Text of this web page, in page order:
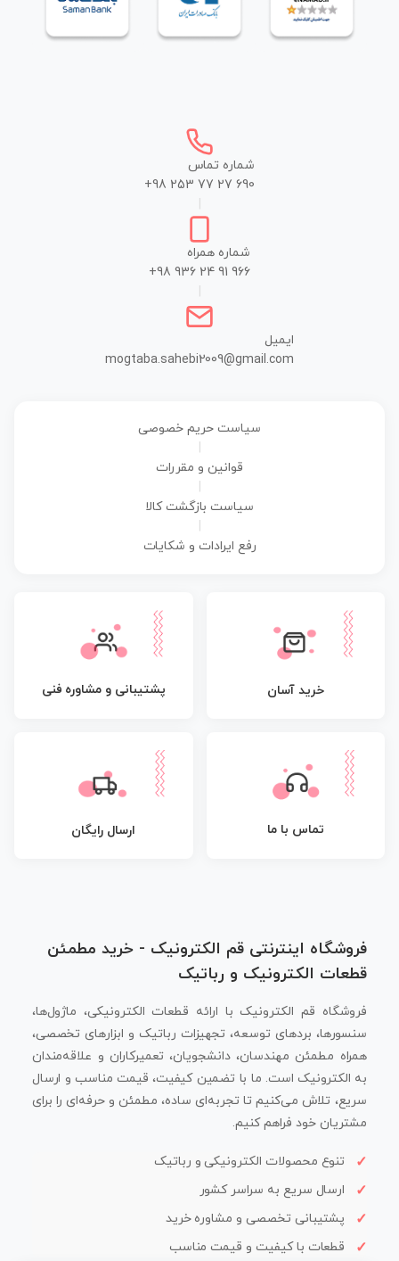
شماره تماس
+98 253 77 27 690
شماره همراه
+98 936 24 91 966
ایمیل
mogtaba.sahebi2009@gmail.com
سیاست حریم خصوصی
قوانین و مقررات
سیاست بازگشت کالا
رفع ایرادات و شکایات
خرید آسان پشتیبانی و مشاوره فنی
تماس با ما ارسال رایگان
فروشگاه اینترنتی قم الکترونیک - خرید مطمئن
قطعات الکترونیک و رباتیک
فروشگاه قم الکترونیک با ارائه قطعات الکترونیکی، ماژول‌ها،
سنسورها، بردهای توسعه، تجهیزات رباتیک و ابزارهای تخصصی،
همراه مطمئن مهندسان، دانشجویان، تعمیرکاران و علاقه‌مندان
به الکترونیک است. ما با تضمین کیفیت، قیمت مناسب و ارسال
سریع، تلاش می‌کنیم تا تجربه‌ای ساده، مطمئن و حرفه‌ای را برای
مشتریان خود فراهم کنیم.
تنوع محصولات الکترونیکی و رباتیک
ارسال سریع به سراسر کشور
پشتیبانی تخصصی و مشاوره خرید
قطعات با کیفیت و قیمت مناسب